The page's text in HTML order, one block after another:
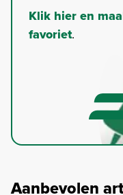
Klik hier en
favoriet.
Aanbevolen